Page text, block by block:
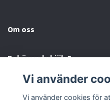
Om oss
Behöver du hjälp?
Läs mer
Vi använder
Vi använder cookies för